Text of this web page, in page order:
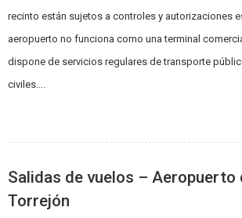
recinto están sujetos a controles y autorizaciones
aeropuerto no funciona como una terminal
dispone de servicios regulares de transporte
civiles….
Salidas de vuelos – Aeropuerto
Torrejón